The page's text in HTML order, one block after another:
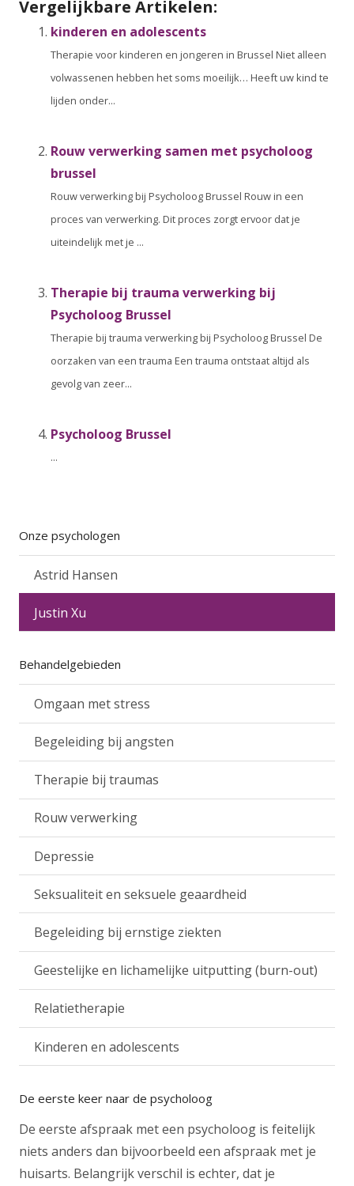
Vergelijkbare Artikelen:
kinderen en adolescents
Therapie voor kinderen en jongeren in Brussel Niet alleen
volwassenen hebben het soms moeilijk… Heeft uw kind te
lijden onder...
Rouw verwerking samen met psycholoog
brussel
Rouw verwerking bij Psycholoog Brussel Rouw in een
proces van verwerking. Dit proces zorgt ervoor dat je
uiteindelijk met je ...
Therapie bij trauma verwerking bij
Psycholoog Brussel
Therapie bij trauma verwerking bij Psycholoog Brussel De
oorzaken van een trauma Een trauma ontstaat altijd als
gevolg van zeer...
Psycholoog Brussel
...
Onze psychologen
Astrid Hansen
Justin Xu
Behandelgebieden
Omgaan met stress
Begeleiding bij angsten
Therapie bij traumas
Rouw verwerking
Depressie
Seksualiteit en seksuele geaardheid
Begeleiding bij ernstige ziekten
Geestelijke en lichamelijke uitputting (burn-out)
Relatietherapie
Kinderen en adolescents
De eerste keer naar de psycholoog
De eerste afspraak met een psycholoog is feitelijk
niets anders dan bijvoorbeeld een afspraak met je
huisarts. Belangrijk verschil is echter, dat je